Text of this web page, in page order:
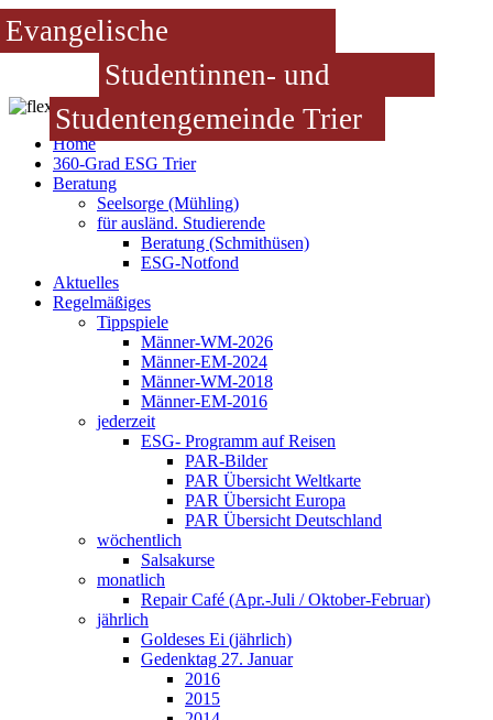
Evangelische
Studentinnen- und
Studentengemeinde Trier
Home
360-Grad ESG Trier
Beratung
Seelsorge (Mühling)
für ausländ. Studierende
Beratung (Schmithüsen)
ESG-Notfond
Aktuelles
Regelmäßiges
Tippspiele
Männer-WM-2026
Männer-EM-2024
Männer-WM-2018
Männer-EM-2016
jederzeit
ESG- Programm auf Reisen
PAR-Bilder
PAR Übersicht Weltkarte
PAR Übersicht Europa
PAR Übersicht Deutschland
wöchentlich
Salsakurse
monatlich
Repair Café (Apr.-Juli / Oktober-Februar)
jährlich
Goldeses Ei (jährlich)
Gedenktag 27. Januar
2016
2015